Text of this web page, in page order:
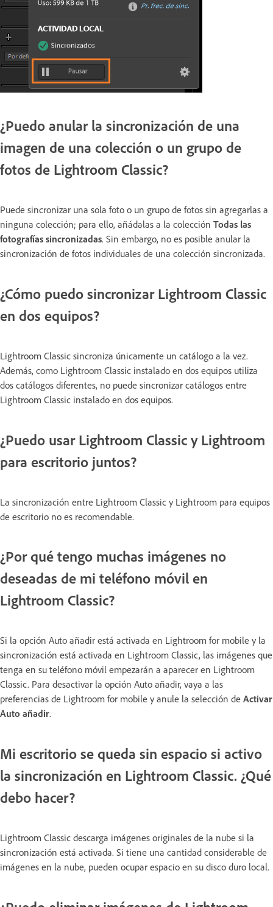
¿Puedo anular la sincronización de una
imagen de una colección o un grupo de
fotos de Lightroom Classic?
Puede sincronizar una sola foto o un grupo de fotos sin agregarlas a
ninguna colección; para ello, añádalas a la colección Todas las
fotografías sincronizadas. Sin embargo, no es posible anular la
sincronización de fotos individuales de una colección sincronizada.
¿Cómo puedo sincronizar Lightroom Classic
en dos equipos?
Lightroom Classic sincroniza únicamente un catálogo a la vez.
Además, como Lightroom Classic instalado en dos equipos utiliza
dos catálogos diferentes, no puede sincronizar catálogos entre
Lightroom Classic instalado en dos equipos.
¿Puedo usar Lightroom Classic y Lightroom
para escritorio juntos?
La sincronización entre Lightroom Classic y Lightroom para equipos
de escritorio no es recomendable.
¿Por qué tengo muchas imágenes no
deseadas de mi teléfono móvil en
Lightroom Classic?
Si la opción Auto añadir está activada en Lightroom for mobile y la
sincronización está activada en Lightroom Classic, las imágenes que
tenga en su teléfono móvil empezarán a aparecer en Lightroom
Classic. Para desactivar la opción Auto añadir, vaya a las
preferencias de Lightroom for mobile y anule la selección de Activar
Auto añadir.
Mi escritorio se queda sin espacio si activo
la sincronización en Lightroom Classic. ¿Qué
debo hacer?
Lightroom Classic descarga imágenes originales de la nube si la
sincronización está activada. Si tiene una cantidad considerable de
imágenes en la nube, pueden ocupar espacio en su disco duro local.